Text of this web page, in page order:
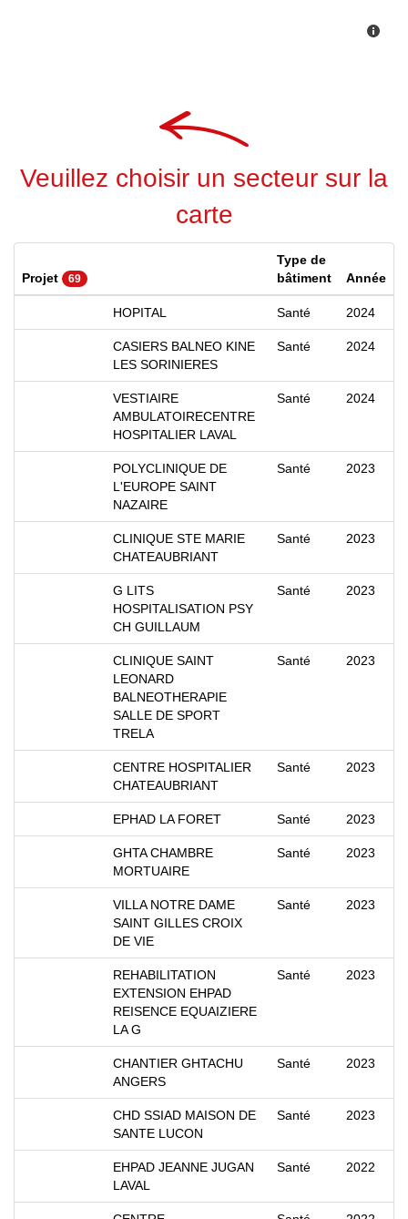
Veuillez choisir un secteur sur la
carte
Projet 69
Type de
bâtiment
Année
HOPITAL Santé 2024
CASIERS BALNEO KINE
LES SORINIERES
Santé 2024
VESTIAIRE
AMBULATOIRECENTRE
HOSPITALIER LAVAL
Santé 2024
POLYCLINIQUE DE
L'EUROPE SAINT
NAZAIRE
Santé 2023
CLINIQUE STE MARIE
CHATEAUBRIANT
Santé 2023
G LITS
HOSPITALISATION PSY
CH GUILLAUM
Santé 2023
CLINIQUE SAINT
LEONARD
BALNEOTHERAPIE
SALLE DE SPORT
TRELA
Santé 2023
CENTRE HOSPITALIER
CHATEAUBRIANT
Santé 2023
EPHAD LA FORET Santé 2023
GHTA CHAMBRE
MORTUAIRE
Santé 2023
VILLA NOTRE DAME
SAINT GILLES CROIX
DE VIE
Santé 2023
REHABILITATION
EXTENSION EHPAD
REISENCE EQUAIZIERE
LA G
Santé 2023
CHANTIER GHTACHU
ANGERS
Santé 2023
CHD SSIAD MAISON DE
SANTE LUCON
Santé 2023
EHPAD JEANNE JUGAN
LAVAL
Santé 2022